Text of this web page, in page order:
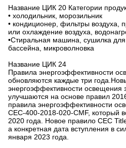
Название ЦИК 20 Категории
• холодильник, морозильник
• кондиционер, фильтры воздуха,
или охлаждение воздуха,
•Стиральная машина, сушилка
бассейна, микроволновка
Название ЦИК 24
Правила энергоэффективности
обновляются каждые три
энергоэффективности освещения
улучшаются на основе правил
правила энергоэффективности
CEC-400-2018-020-CMF, который
2020 года. Новое правило CEC
а конкретная дата вступления в
января 2023 года.